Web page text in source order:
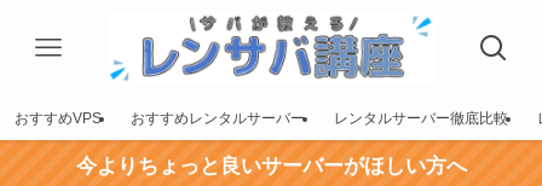
おすすめVPS おすすめレンタルサーバー レンタルサーバー徹底比較
今よりちょっと良いサーバーがほしい方へ